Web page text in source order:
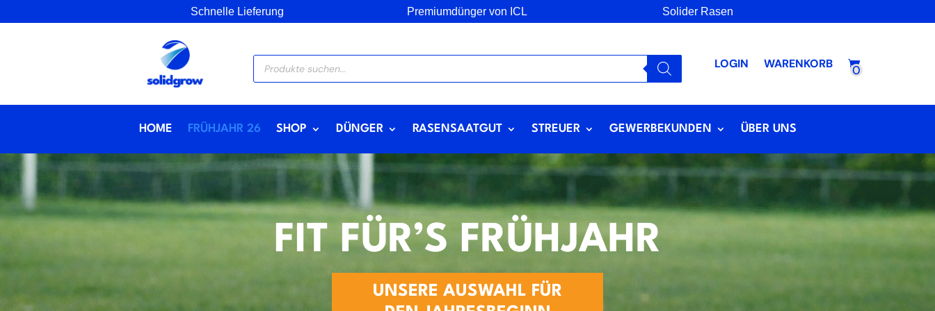
Schnelle Lieferung Premiumdünger von ICL Solider Rasen
Products
search LOGIN WARENKORB 0
HOME FRÜHJAHR 26 SHOP DÜNGER RASENSAATGUT STREUER GEWERBEKUNDEN ÜBER UNS
FIT FÜR’S FRÜHJAHR
UNSERE AUSWAHL FÜR